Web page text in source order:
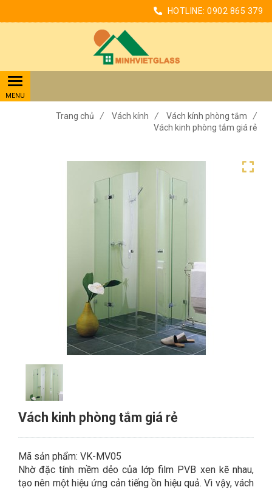
HOTLINE: 0902 865 379
Trang chủ / Vách kính / Vách kính phòng tắm
/
Vách kinh phòng tắm giá rẻ
Vách kinh phòng tắm giá rẻ
Mã sản phẩm: VK-MV05
Nhờ đặc tính mềm dẻo của lớp film PVB xen kẽ nhau,
tạo nên một hiệu ứng cản tiếng ồn hiệu quả. Vì vậy, vách